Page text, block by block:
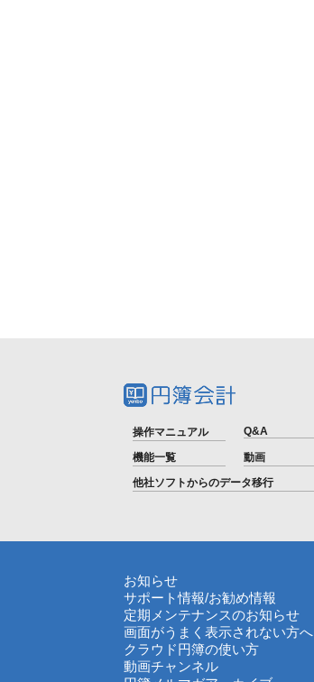
操作マニュアル Q&A
機能一覧
動画
他社ソフトからのデータ移行
お知らせ
サポート情報/お勧め情報
定期メンテナンスのお知らせ
画面がうまく表示されない方へ
クラウド円簿の使い方
動画チャンネル